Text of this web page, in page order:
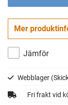
Mer
Jämför
Webblager
Fri frakt vid